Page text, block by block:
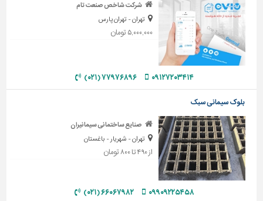
پله،
نرده
و
حفاظ
دیوارپوش،
و
سنگ
سرویس
بهداشتی
ابزار،یراق
و
ماشین
شرکت شاخص صنعت تام
تهران - تهران پارس
۵,۰۰۰,۰۰۰ تومان
۰۹۱۲۷۲۰۳۴۱۴ ۷۷۹۷۶۸۹۶ (۰۲۱)
بلوک سیمانی سبک
صنایع ساختمانی سیمانیران
تهران - شهریار - باغستان
از ۴۹۰ تا ۸۰۰ تومان
۰۹۹۰۹۲۲۵۴۵۸ ۶۶۰۶۷۹۸۲ (۰۲۱)